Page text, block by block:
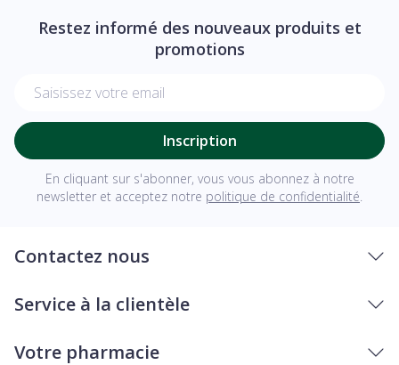
Restez informé des nouveaux produits et
promotions
Inscription
En cliquant sur s'abonner, vous vous abonnez à notre
newsletter et acceptez notre politique de confidentialité.
Contactez nous
Service à la clientèle
Votre pharmacie